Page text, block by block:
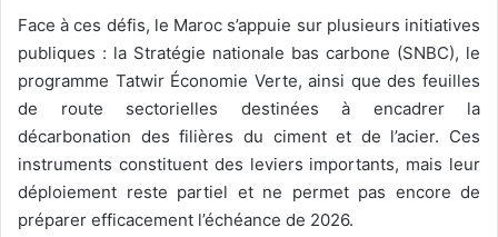
Face à ces défis, le Maroc s’appuie sur plusieurs initiatives
publiques : la Stratégie nationale bas carbone (SNBC), le
programme Tatwir Économie Verte, ainsi que des feuilles
de route sectorielles destinées à encadrer la
décarbonation des filières du ciment et de l’acier. Ces
instruments constituent des leviers importants, mais leur
déploiement reste partiel et ne permet pas encore de
préparer efficacement l’échéance de 2026.